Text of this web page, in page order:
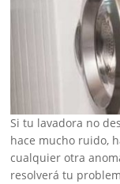
Si tu lavadora no
hace mucho ruido,
cualquier otra
resolverá tu